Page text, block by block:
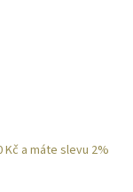
Kč a máte slevu 2%